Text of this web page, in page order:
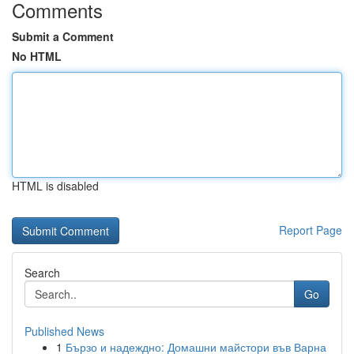
Comments
Submit a Comment
No HTML
HTML is disabled
Report Page
Search
Go
Published News
1 Бързо и надеждно: Домашни майстори във Варна